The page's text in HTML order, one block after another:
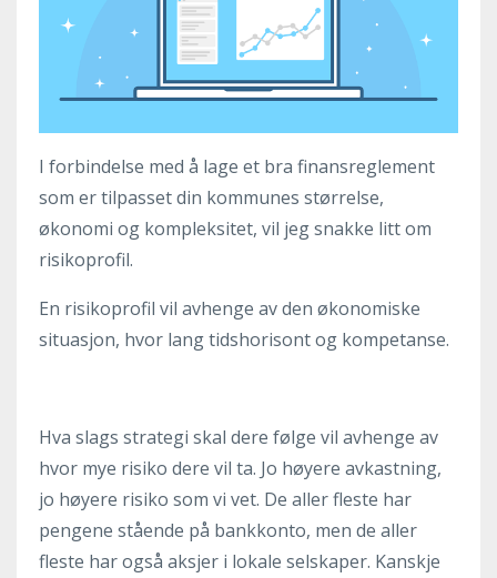
I forbindelse med å lage et bra finansreglement
som er tilpasset din kommunes størrelse,
økonomi og kompleksitet, vil jeg snakke litt om
risikoprofil.
En risikoprofil vil avhenge av den økonomiske
situasjon, hvor lang tidshorisont og kompetanse.
Hva slags strategi skal dere følge vil avhenge av
hvor mye risiko dere vil ta. Jo høyere avkastning,
jo høyere risiko som vi vet. De aller fleste har
pengene stående på bankkonto, men de aller
fleste har også aksjer i lokale selskaper. Kanskje